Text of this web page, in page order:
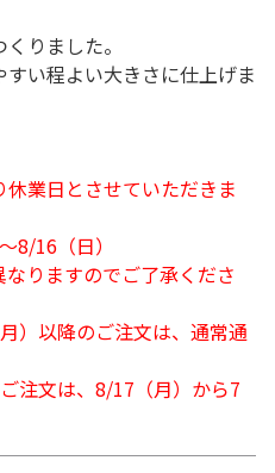
りました。
すい程よい大きさに仕上げま
業日とさせていただきま
8/16（日）
りますのでご了承くださ
）以降のご注文は、通常通
注文は、8/17（月）から7